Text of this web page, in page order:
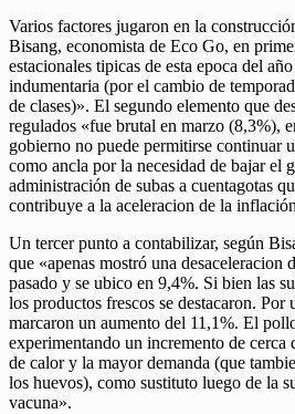
Varios factores jugaron en la
Bisang, economista de Eco Go, en
estacionales tipicas de esta epoca del
indumentaria (por el cambio de
de clases)». El segundo elemento que
regulados «fue brutal en marzo (8,3%),
gobierno no puede permitirse continuar
como ancla por la necesidad de bajar el
administración de subas a cuentagotas
contribuye a la aceleracion de la
Un tercer punto a contabilizar, según
que «apenas mostró una desaceleracion
pasado y se ubico en 9,4%. Si bien las
los productos frescos se destacaron.
marcaron un aumento del 11,1%. El
experimentando un incremento de
de calor y la mayor demanda (que
los huevos), como sustituto luego de la
vacuna».